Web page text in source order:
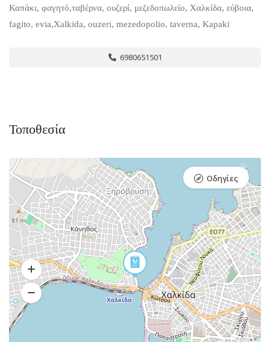
Καπάκι, φαγητό,ταβέρνα, ουζερί, μεζεδοπωλείο, Χαλκίδα, εύβοια,
fagito, evia,Xalkida, ouzeri, mezedopolio, taverna, Kapaki
6980651501
Τοποθεσία
Οδηγίες